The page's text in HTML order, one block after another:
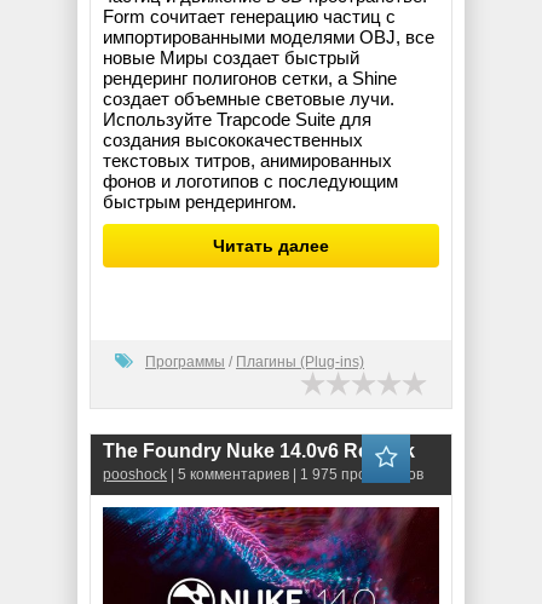
Form сочитает генерацию частиц с
импортированными моделями OBJ, все
новые Миры создает быстрый
рендеринг полигонов сетки, а Shine
создает объемные световые лучи.
Используйте Trapcode Suite для
создания высококачественных
текстовых титров, анимированных
фонов и логотипов с последующим
быстрым рендерингом.
Читать далее
Программы / Плагины (Plug-ins)
The Foundry Nuke 14.0v6 RePack
pooshock | 5 комментариев | 1 975 просмотров